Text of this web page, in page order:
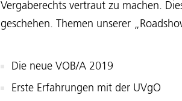
Vergaberechts vertraut zu machen.
geschehen. Themen unserer
Die neue VOB/A 2019
Erste Erfahrungen mit der UVgO